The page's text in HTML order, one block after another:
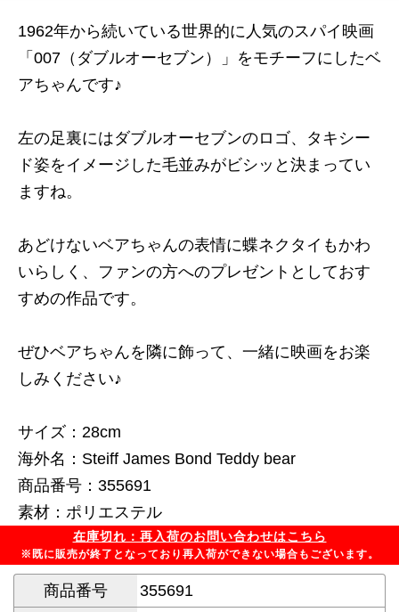
1962年から続いている世界的に人気のスパイ映画
「007（ダブルオーセブン）」をモチーフにしたベ
アちゃんです♪
左の足裏にはダブルオーセブンのロゴ、タキシー
ド姿をイメージした毛並みがビシッと決まってい
ますね。
あどけないベアちゃんの表情に蝶ネクタイもかわ
いらしく、ファンの方へのプレゼントとしておす
すめの作品です。
ぜひベアちゃんを隣に飾って、一緒に映画をお楽
しみください♪
サイズ：28cm
海外名：Steiff James Bond Teddy bear
商品番号：355691
素材：ポリエステル
在庫切れ：再入荷のお問い合わせはこちら
※既に販売が終了となっており再入荷ができない場合もございます。
商品番号
355691